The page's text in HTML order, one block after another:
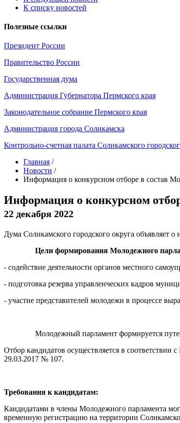
К списку новостей
Полезные ссылки
Президент России
Правительство России
Государственная дума
Администрация Губернатора Пермского края
Законодательное собрание Пермского края
Администрация города Соликамска
Контрольно-счетная палата Соликамского
Главная /
Новости /
Информация о конкурсном отборе в состав
Информация о конкурсном
22 декабря 2022
Дума Соликамского городского округа объявляет
Цели формирования Молодежного
- содействие деятельности органов местного
- подготовка резерва управленческих кадров
- участие представителей молодежи в процессе
Молодежный парламент формируется путем
Отбор кандидатов осуществляется в
29.03.2017 № 107.
Требования к кандидатам:
Кандидатами в члены Молодежного парламента
временную регистрацию на территории